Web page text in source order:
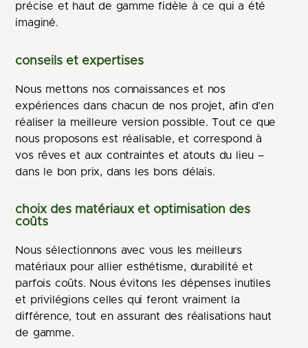
précise et haut de gamme fidèle à ce qui a été
imaginé.
conseils et expertises
Nous mettons nos connaissances et nos
expériences dans chacun de nos projet, afin d’en
réaliser la meilleure version possible. Tout ce que
nous proposons est réalisable, et correspond à
vos rêves et aux contraintes et atouts du lieu –
dans le bon prix, dans les bons délais.
choix des matériaux et optimisation des
coûts
Nous sélectionnons avec vous les meilleurs
matériaux pour allier esthétisme, durabilité et
parfois coûts. Nous évitons les dépenses inutiles
et privilégions celles qui feront vraiment la
différence, tout en assurant des réalisations haut
de gamme.